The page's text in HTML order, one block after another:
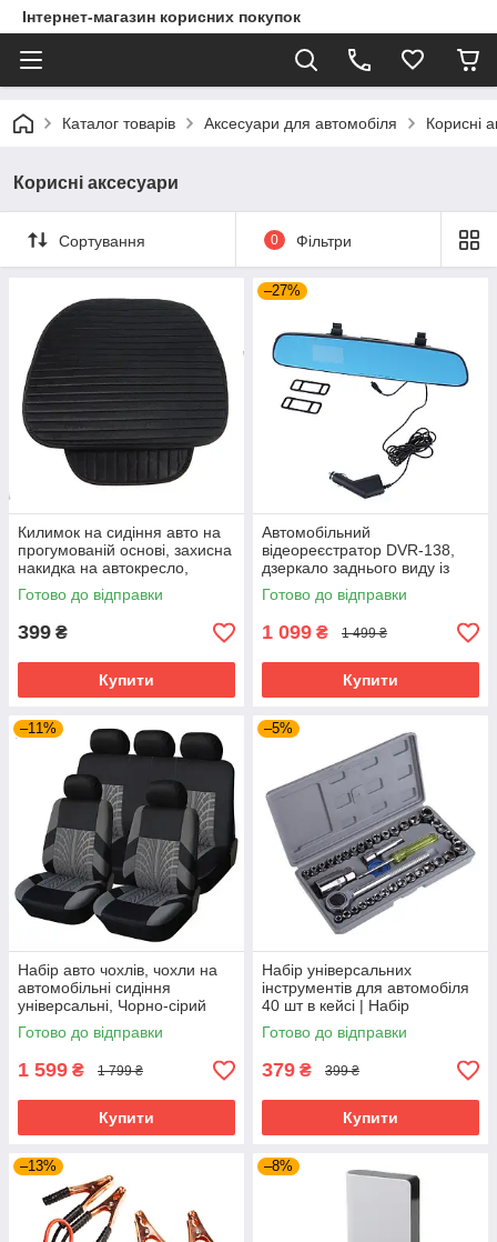
Інтернет-магазин корисних покупок
Каталог товарів Аксесуари для автомобіля Корисні
Корисні аксесуари
Сортування 0 Фільтри
Килимок на сидіння авто на
прогумованій основі, захисна
накидка на автокресло,
чорний
Готово до відправки
399 ₴
Купити
–27%
Автомобільний
відеореєстратор DVR-138,
дзеркало заднього виду із
вбудованим монітором для
авто
Готово до відправки
1 099 ₴ 1 499 ₴
Купити
–11%
Набір авто чохлів, чохли на
автомобільні сидіння
універсальні, Чорно-сірий
Готово до відправки
1 599 ₴ 1 799 ₴
Купити
–5%
Набір універсальних
інструментів для автомобіля
40 шт в кейсі | Набір
автоінструментів в футлярі
Готово до відправки
379 ₴ 399 ₴
Купити
–13% –8%